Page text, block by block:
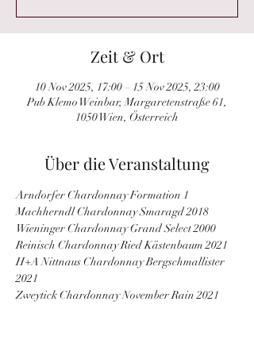
Zeit & Ort
10 Nov 2025, 17:00 – 15 Nov 2025, 23:00
Pub Klemo Weinbar, Margaretenstraße 61,
1050 Wien, Österreich
Über die Veranstaltung
Arndorfer Chardonnay Formation 1
Machherndl Chardonnay Smaragd 2018
Wieninger Chardonnay Grand Select 2000
Reinisch Chardonnay Ried Kästenbaum 2021
H+A Nittnaus Chardonnay Bergschmallister
2021
Zweytick Chardonnay November Rain 2021